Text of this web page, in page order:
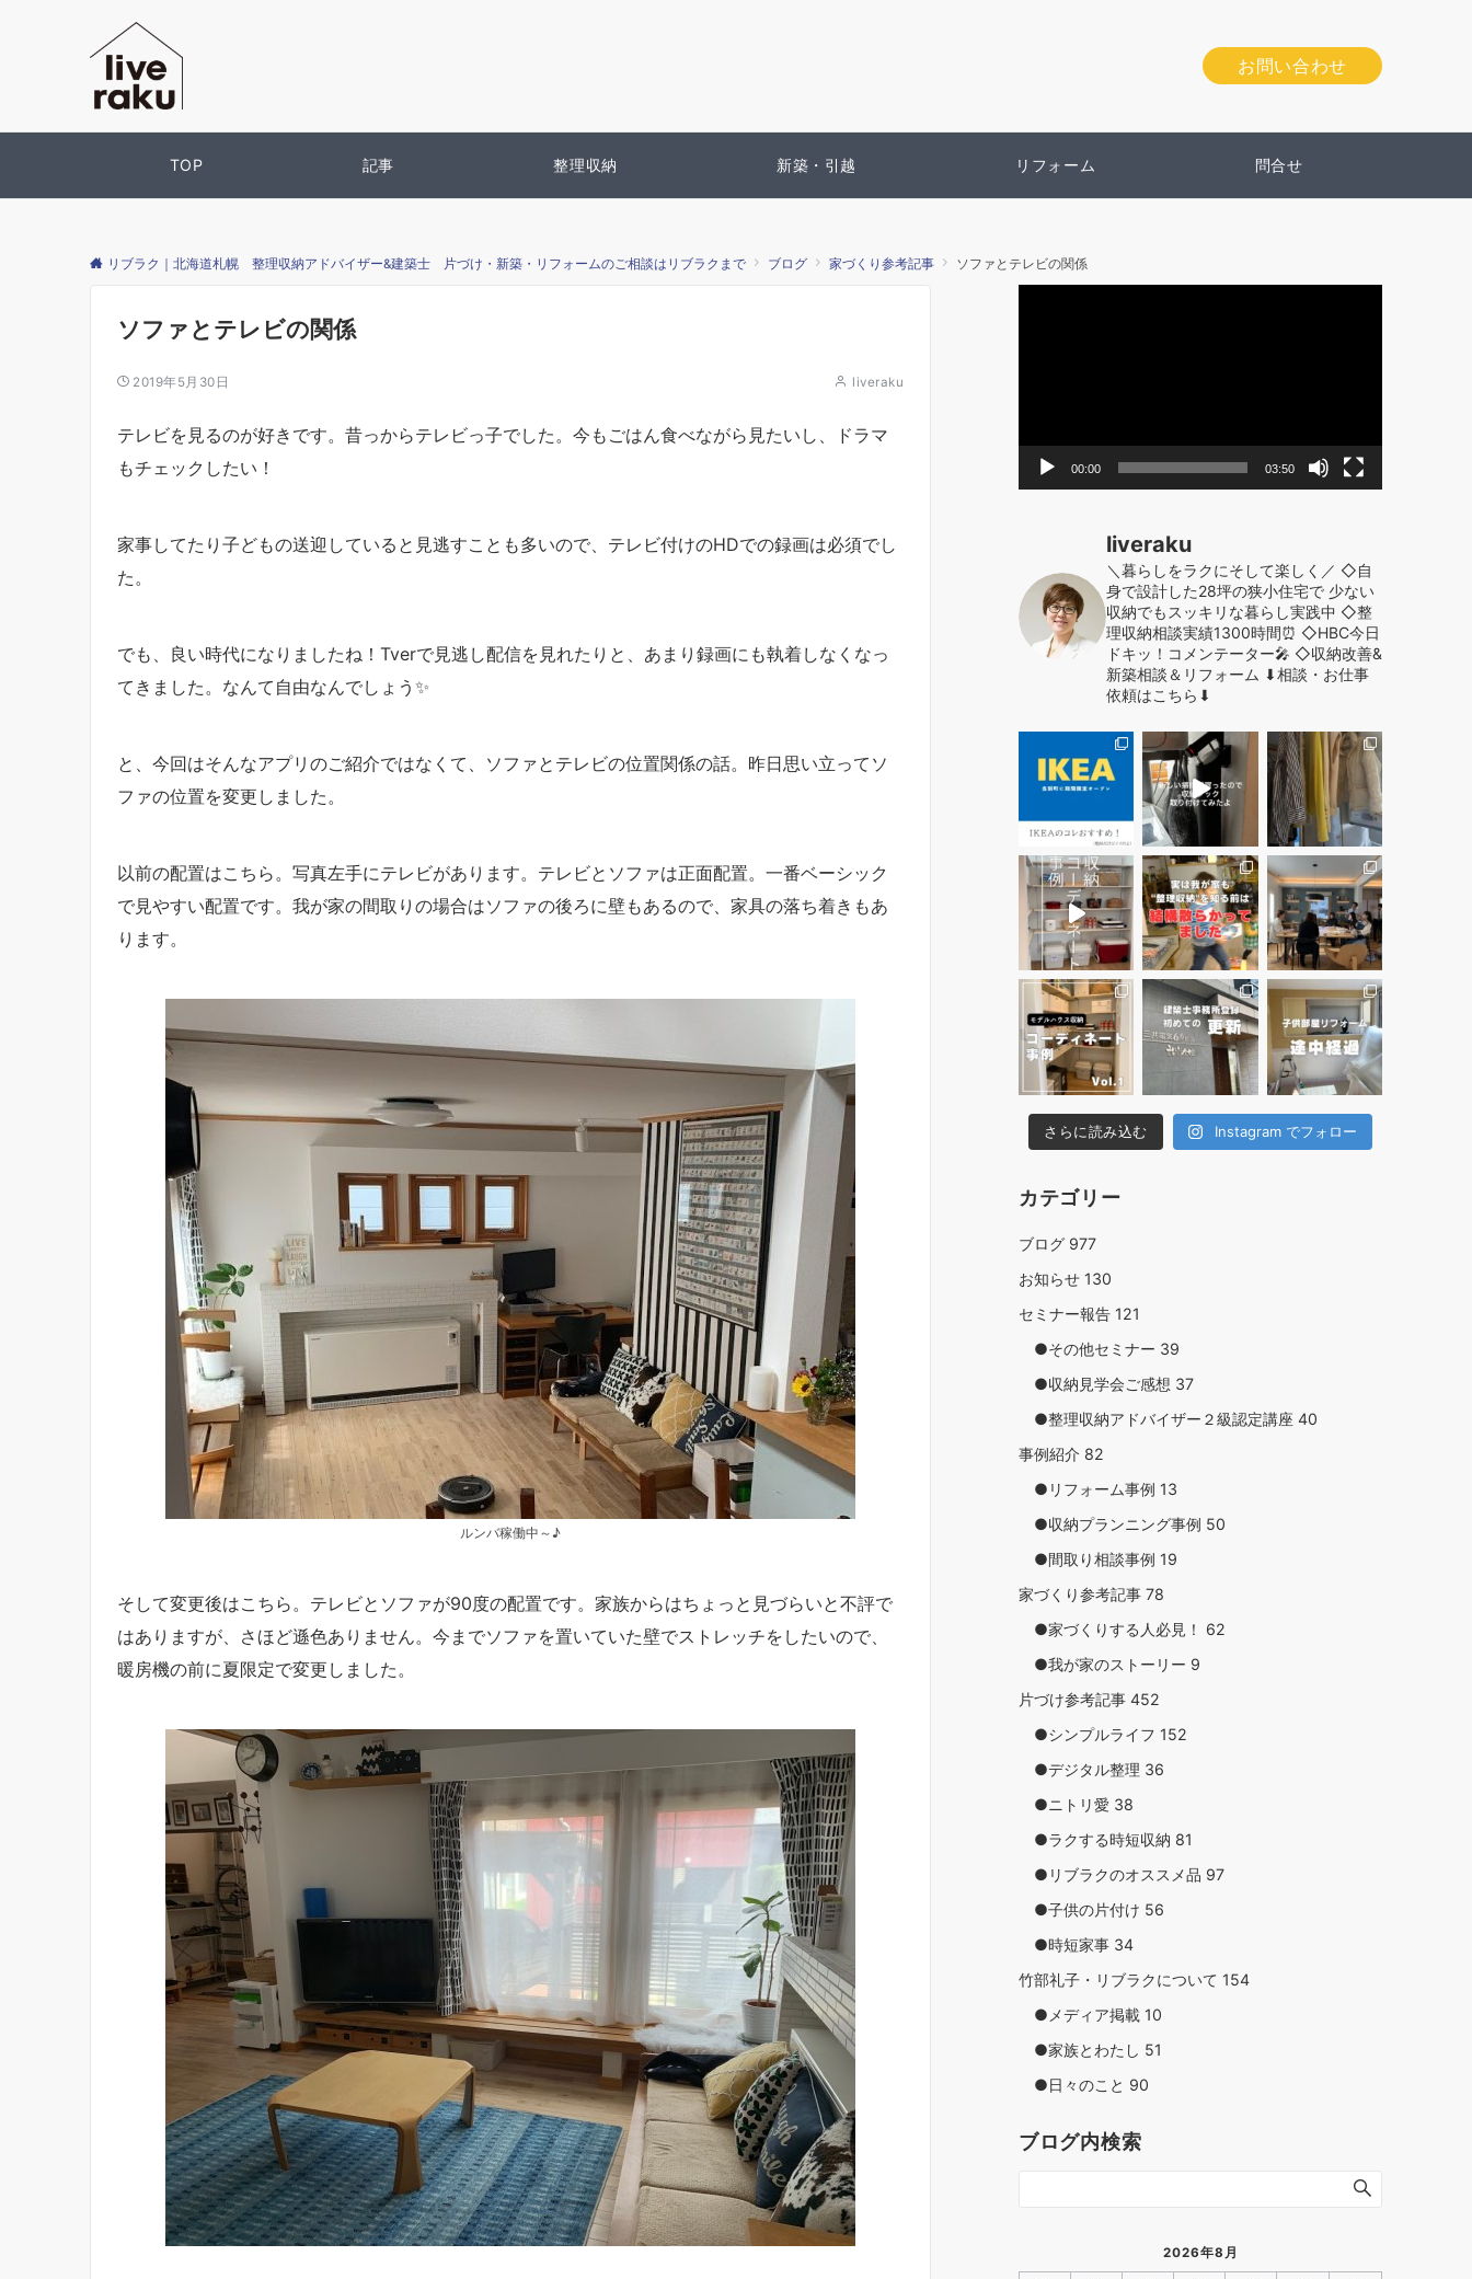
お問い合わせ
TOP 記事 整理収納 新築・引越 リフォーム 問合せ
リブラク｜北海道札幌 整理収納アドバイザー&建築士 片づけ・新築・リフォームのご相談はリブラクまで ブログ 家づくり参考記事 ソファとテレビの関係
ソファとテレビの関係
2019年5月30日 liveraku
テレビを見るのが好きです。昔っからテレビっ子でした。今もごはん食べながら見たいし、ドラマ
もチェックしたい！
家事してたり子どもの送迎していると見逃すことも多いので、テレビ付けのHDでの録画は必須でし
た。
でも、良い時代になりましたね！Tverで見逃し配信を見れたりと、あまり録画にも執着しなくなっ
てきました。なんて自由なんでしょう✨
と、今回はそんなアプリのご紹介ではなくて、ソファとテレビの位置関係の話。昨日思い立ってソ
ファの位置を変更しました。
以前の配置はこちら。写真左手にテレビがあります。テレビとソファは正面配置。一番ベーシック
で見やすい配置です。我が家の間取りの場合はソファの後ろに壁もあるので、家具の落ち着きもあ
ります。
ルンバ稼働中～♪
そして変更後はこちら。テレビとソファが90度の配置です。家族からはちょっと見づらいと不評で
はありますが、さほど遜色ありません。今までソファを置いていた壁でストレッチをしたいので、
暖房機の前に夏限定で変更しました。
00:00 03:50
liveraku
＼暮らしをラクにそして楽しく／ ◇自
身で設計した28坪の狭小住宅で 少ない
収納でもスッキリな暮らし実践中 ◇整
理収納相談実績1300時間⏰ ◇HBC今日
ドキッ！コメンテーター🎤 ◇収納改善&
新築相談＆リフォーム ⬇︎相談・お仕事
依頼はこちら⬇︎
さらに読み込む Instagram でフォロー
カテゴリー
ブログ 977
お知らせ 130
セミナー報告 121
●その他セミナー 39
●収納見学会ご感想 37
●整理収納アドバイザー２級認定講座 40
事例紹介 82
●リフォーム事例 13
●収納プランニング事例 50
●間取り相談事例 19
家づくり参考記事 78
●家づくりする人必見！ 62
●我が家のストーリー 9
片づけ参考記事 452
●シンプルライフ 152
●デジタル整理 36
●ニトリ愛 38
●ラクする時短収納 81
●リブラクのオススメ品 97
●子供の片付け 56
●時短家事 34
竹部礼子・リブラクについて 154
●メディア掲載 10
●家族とわたし 51
●日々のこと 90
ブログ内検索
2026年8月